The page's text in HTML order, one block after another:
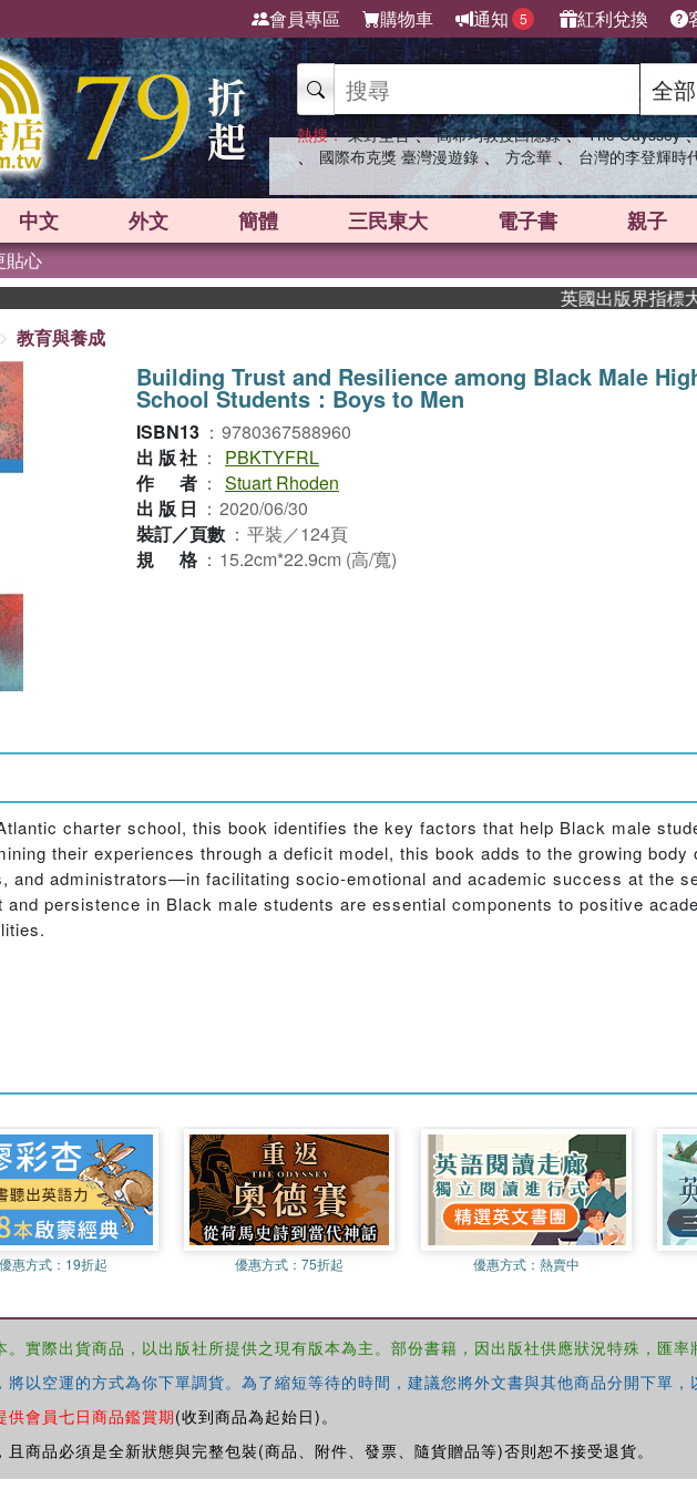
會員專區 購物車 通知 5 紅利兌換
熱搜： 東野圭吾 、 高希均教授回憶錄 、 The Odyssey
、 國際布克獎 臺灣漫遊錄 、 方念華 、 台灣的李登輝時
中文 外文 簡體 三民東大 電子書 親子
貼心
英國出版界指標大
教育與養成
Building Trust and Resilience among Black Male
School Students：Boys to Men
ISBN13 ： 9780367588960
出版社 ：
PBKTYFRL
作者 ： Stuart Rhoden
出版日 ： 2020/06/30
裝訂／頁數 ： 平裝／124頁
規格 ： 15.2cm*22.9cm (高/寬)
charter school, this book identifies the key factors that help Black male
their experiences through a deficit model, this book adds to the growing
administrators—in facilitating socio-emotional and academic success at the
persistence in Black male students are essential components to positive
優惠方式： 19折起 優惠方式：75折起 優惠方式： 熱賣中
實際出貨商品，以出版社所提供之現有版本為主。部份書籍，因出版社供應狀況特殊，匯率
以空運的方式為你下單調貨。為了縮短等待的時間，建議您將外文書與其他商品分開下單，
供會員七日商品鑑賞期(收到商品為起始日)。
商品必須是全新狀態與完整包裝(商品、附件、發票、隨貨贈品等)否則恕不接受退貨。